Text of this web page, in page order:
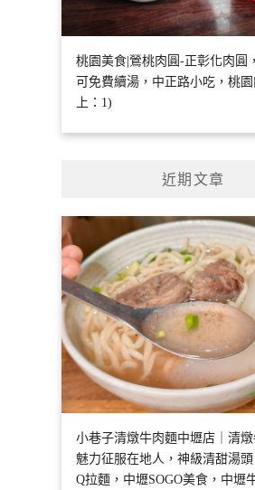
桃園美食|鶯桃肉圓-正彰化肉圓
可免費續湯，中正路小吃，桃
上：1)
近期文章
小巷子清燉牛肉麵中壢店｜清燉
魅力征服在地人，神級清甜湯
Q拉麵，中壢SOGO美食，中壢